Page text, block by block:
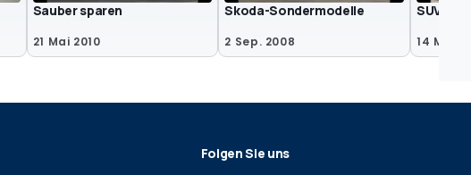
Sauber sparen
21 Mai 2010
Skoda-Sondermodelle
2 Sep. 2008
SUV-
14 Mär.
Folgen Sie uns